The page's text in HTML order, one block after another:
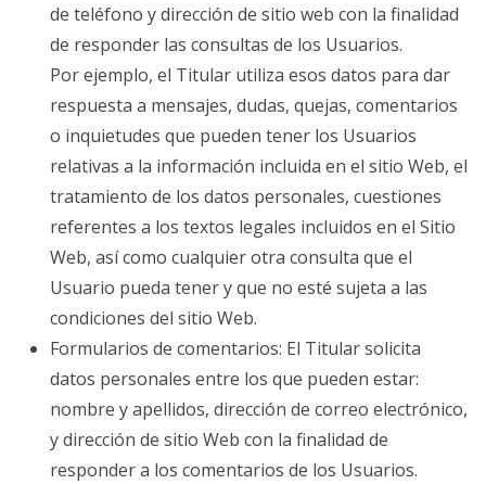
de teléfono y dirección de sitio web con la finalidad
de responder las consultas de los Usuarios.
Por ejemplo, el Titular utiliza esos datos para dar
respuesta a mensajes, dudas, quejas, comentarios
o inquietudes que pueden tener los Usuarios
relativas a la información incluida en el sitio Web, el
tratamiento de los datos personales, cuestiones
referentes a los textos legales incluidos en el Sitio
Web, así como cualquier otra consulta que el
Usuario pueda tener y que no esté sujeta a las
condiciones del sitio Web.
Formularios de comentarios: El Titular solicita
datos personales entre los que pueden estar:
nombre y apellidos, dirección de correo electrónico,
y dirección de sitio Web con la finalidad de
responder a los comentarios de los Usuarios.